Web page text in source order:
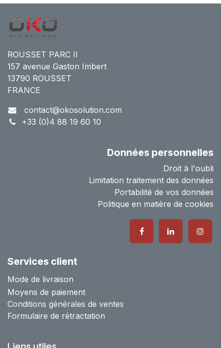
ROUSSET PARC II
157 avenue Gaston Imbert
13790 ROUSSET
FRANCE
contact@okosolution.com
+33 (0)4 88 19 60 10
Données personnelles
Droit à l'oubli
Limitation traitement des données
Portabilité de vos données
Politique en matière de cookies
Services client
Mode de livraison
Moyens de paiement
Conditions générales de ventes
Formulaire de rétractation